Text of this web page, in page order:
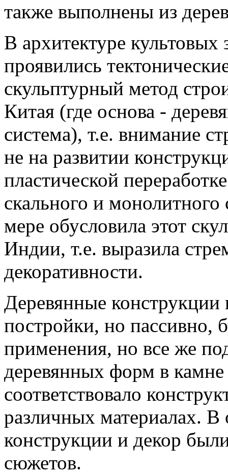
также выполнены из
В архитектуре
проявились
скульптурный метод
Китая (где основа -
система), т.е. внимание
не на развитии
пластической
скального и монолитного
мере обусловила этот
Индии, т.е. выразила
декоративности.
Деревянные
постройки, но пассивно,
применения, но все же
деревянных форм в камне
соответствовало
различных материалах.
конструкции и декор
сюжетов.